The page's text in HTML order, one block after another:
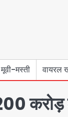
मूवी-मस्ती वायरल
करोड़